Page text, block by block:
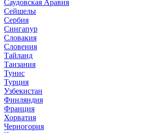
Саудовская Аравия
Сейшелы
Сербия
Сингапур
Словакия
Словения
Тайланд
Танзания
Тунис
Турция
Узбекистан
Финляндия
Франция
Хорватия
Черногория